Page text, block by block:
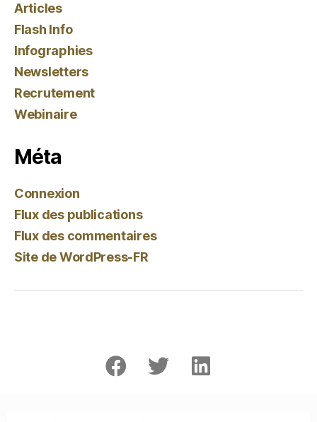
Articles
Flash Info
Infographies
Newsletters
Recrutement
Webinaire
Méta
Connexion
Flux des publications
Flux des commentaires
Site de WordPress-FR